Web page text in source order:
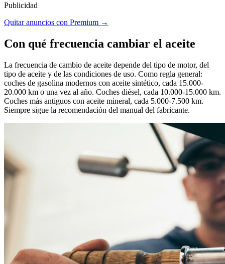
Publicidad
Quitar anuncios con Premium →
Con qué frecuencia cambiar el aceite
La frecuencia de cambio de aceite depende del tipo de motor, del
tipo de aceite y de las condiciones de uso. Como regla general:
coches de gasolina modernos con aceite sintético, cada 15.000-
20.000 km o una vez al año. Coches diésel, cada 10.000-15.000 km.
Coches más antiguos con aceite mineral, cada 5.000-7.500 km.
Siempre sigue la recomendación del manual del fabricante.